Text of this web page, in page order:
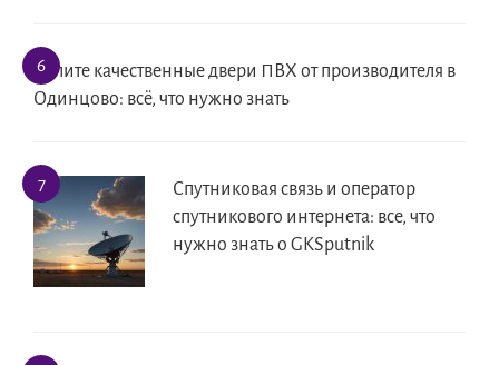
Купите качественные двери ПВХ от производителя в
Одинцово: всё, что нужно знать
Спутниковая связь и оператор
спутникового интернета: все, что
нужно знать о GKSputnik